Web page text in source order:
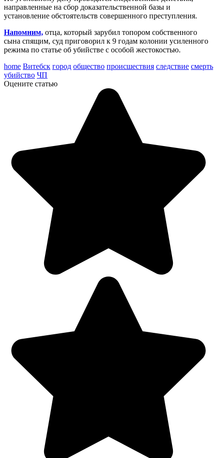
направленные на сбор доказательственной базы и
установление обстоятельств совершенного преступления.
Напомним, отца, который зарубил топором собственного
сына спящим, суд приговорил к 9 годам колонии усиленного
режима по статье об убийстве с особой жестокостью.
home Витебск город общество происшествия следствие смерть
убийство ЧП
Оцените статью